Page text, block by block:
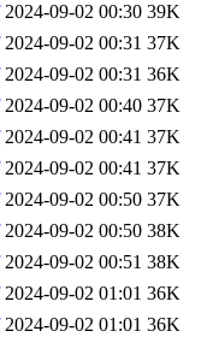
2024-09-02 00:30 39K
2024-09-02 00:31 37K
2024-09-02 00:31 36K
2024-09-02 00:40 37K
2024-09-02 00:41 37K
2024-09-02 00:41 37K
2024-09-02 00:50 37K
2024-09-02 00:50 38K
2024-09-02 00:51 38K
2024-09-02 01:01 36K
2024-09-02 01:01 36K